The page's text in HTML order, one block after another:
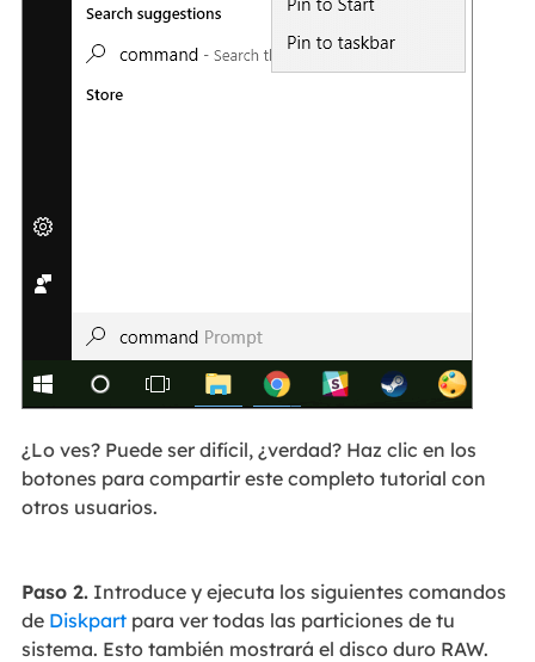
¿Lo ves? Puede ser difícil, ¿verdad? Haz clic en los
botones para compartir este completo tutorial con
otros usuarios.
Paso 2.Introduce y ejecuta los siguientes comandos
de Diskpartpara ver todas las particiones de tu
sistema. Esto también mostrará el disco duro RAW.